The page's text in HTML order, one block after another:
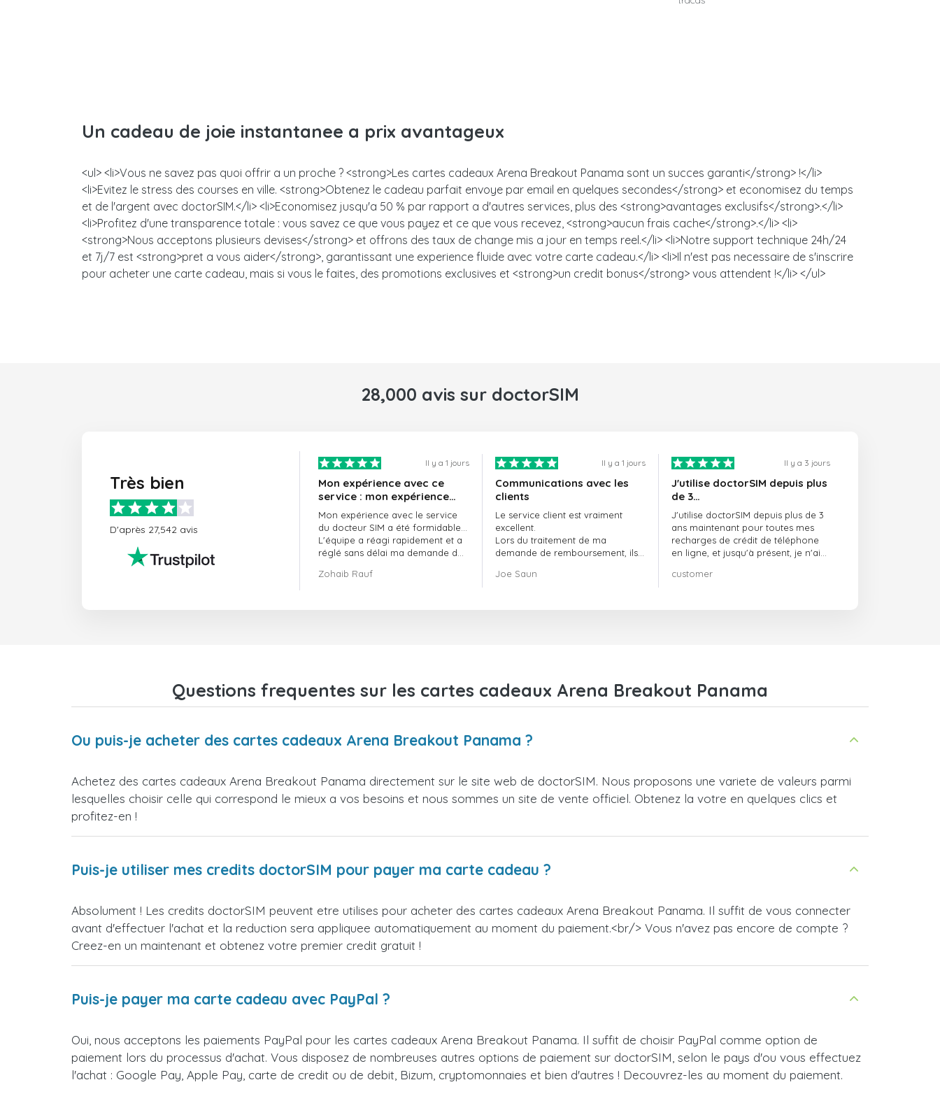
Un cadeau de joie instantanee a prix avantageux
<ul> <li>Vous ne savez pas quoi offrir a un proche ? <strong>Les cartes cadeaux Arena Breakout Panama sont un succes garanti</strong> !</li>
<li>Evitez le stress des courses en ville. <strong>Obtenez le cadeau parfait envoye par email en quelques secondes</strong> et economisez du temps
et de l'argent avec doctorSIM.</li> <li>Economisez jusqu'a 50 % par rapport a d'autres services, plus des <strong>avantages exclusifs</strong>.</li>
<li>Profitez d'une transparence totale : vous savez ce que vous payez et ce que vous recevez, <strong>aucun frais cache</strong>.</li> <li>
<strong>Nous acceptons plusieurs devises</strong> et offrons des taux de change mis a jour en temps reel.</li> <li>Notre support technique 24h/24
et 7j/7 est <strong>pret a vous aider</strong>, garantissant une experience fluide avec votre carte cadeau.</li> <li>Il n'est pas necessaire de s'inscrire
pour acheter une carte cadeau, mais si vous le faites, des promotions exclusives et <strong>un credit bonus</strong> vous attendent !</li> </ul>
28,000 avis sur doctorSIM
Très bien
D'après 27,542 avis
Il y a 1 jours
Mon expérience avec ce
service : mon expérience
avec le service de
doctorSIM a été formidable.
Mon expérience avec le service
du docteur SIM a été formidable…
L'équipe a réagi rapidement et a
réglé sans délai ma demande de
Dans l'ensemble, j'ai vraiment
Zohaib Rauf
Il y a 1 jours
Communications avec les
clients
Le service client est vraiment
excellent.
Lors du traitement de ma
demande de remboursement, ils
professionnalisme et de rapidité,
Joe Saun
Il y a 3 jours
J'utilise doctorSIM depuis plus
de 3…
J'utilise doctorSIM depuis plus de 3
ans maintenant pour toutes mes
recharges de crédit de téléphone
en ligne, et jusqu'à présent, je n'ai
vivement !!!
customer
Questions frequentes sur les cartes cadeaux Arena Breakout Panama
Ou puis-je acheter des cartes cadeaux Arena Breakout Panama ?
Achetez des cartes cadeaux Arena Breakout Panama directement sur le site web de doctorSIM. Nous proposons une variete de valeurs parmi
lesquelles choisir celle qui correspond le mieux a vos besoins et nous sommes un site de vente officiel. Obtenez la votre en quelques clics et
profitez-en !
Puis-je utiliser mes credits doctorSIM pour payer ma carte cadeau ?
Absolument ! Les credits doctorSIM peuvent etre utilises pour acheter des cartes cadeaux Arena Breakout Panama. Il suffit de vous connecter
avant d'effectuer l'achat et la reduction sera appliquee automatiquement au moment du paiement.<br/> Vous n'avez pas encore de compte ?
Creez-en un maintenant et obtenez votre premier credit gratuit !
Puis-je payer ma carte cadeau avec PayPal ?
Oui, nous acceptons les paiements PayPal pour les cartes cadeaux Arena Breakout Panama. Il suffit de choisir PayPal comme option de
paiement lors du processus d'achat. Vous disposez de nombreuses autres options de paiement sur doctorSIM, selon le pays d'ou vous effectuez
l'achat : Google Pay, Apple Pay, carte de credit ou de debit, Bizum, cryptomonnaies et bien d'autres ! Decouvrez-les au moment du paiement.